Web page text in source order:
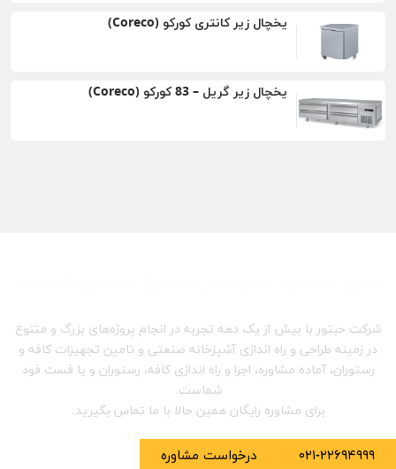
یخچال زیر کانتری کورکو (Coreco)
یخچال زیر گریل – 83 کورکو (Coreco)
شرکت حبتور با بیش از یک دهه تجربه در انجام پروژه‌های بزرگ و متنوع
در زمینه طراحی و راه اندازی آشپزخانه صنعتی و تامین تجهیزات کافه و
رستوران، آماده مشاوره، اجرا و راه اندازی کافه، رستوران و یا فست فود
شماست.
برای مشاوره رایگان همین حالا با ما تماس بگیرید.
۰۲۱-۲۲۶۹۴۹۹۹ درخواست مشاوره